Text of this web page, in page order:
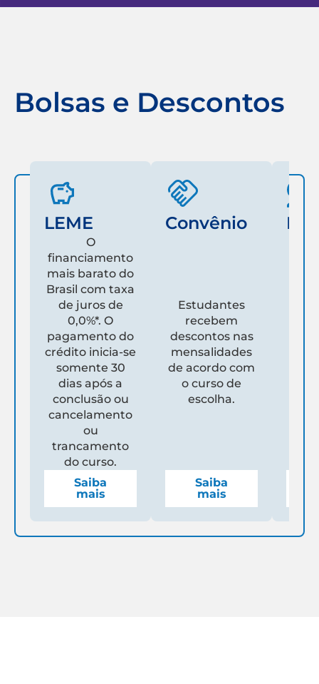
Bolsas e Descontos
LEME
O
financiamento
mais barato do
Brasil com taxa
de juros de
0,0%*. O
pagamento do
crédito inicia-se
somente 30
dias após a
conclusão ou
cancelamento
ou
trancamento
do curso.
Saiba
mais
Convênio
Estudantes
recebem
descontos nas
mensalidades
de acordo com
o curso de
escolha.
Saiba
mais